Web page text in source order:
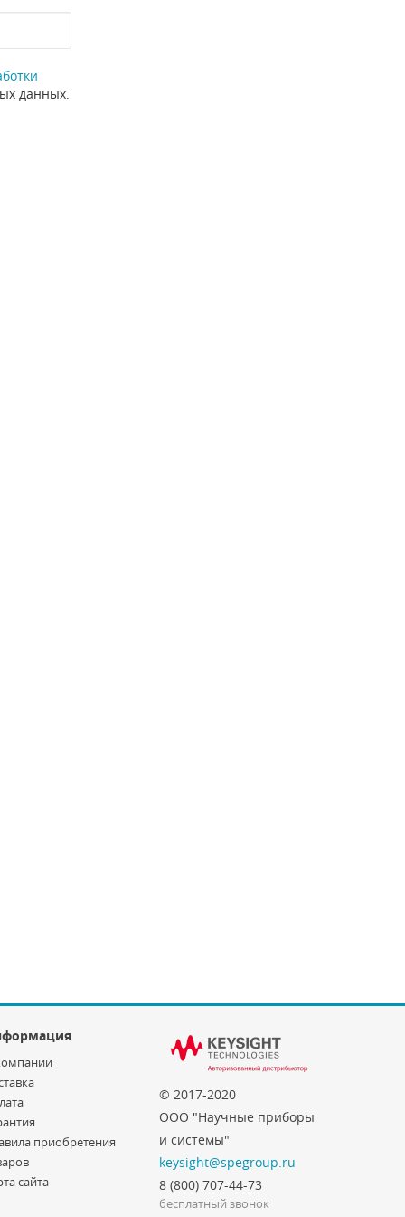
данных.
© 2017-2020
ООО "Научные приборы
и системы"
keysight@spegroup.ru
8 (800) 707-44-73
бесплатный звонок
приобретения
сайта